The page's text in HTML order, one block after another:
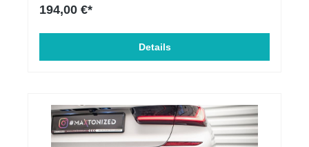
194,00 €*
Details